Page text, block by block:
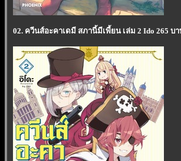
02. ควีนส์อะคาเดมี สภานี้มีเพี้ยน เล่ม 2 Ido 265